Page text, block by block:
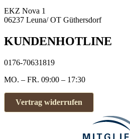
EKZ Nova 1
06237 Leuna/ OT Güthersdorf
KUNDENHOTLINE
0176-70631819
MO. – FR. 09:00 – 17:30
Vertrag widerrufen